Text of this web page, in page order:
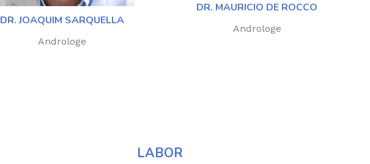
DR. JOAQUIM SARQUELLA
Androloge
DR. MAURICIO DE ROCCO
Androloge
LABOR